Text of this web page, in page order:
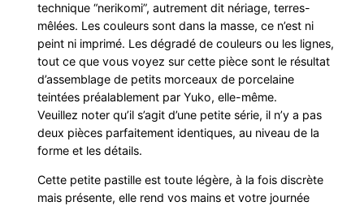
technique “nerikomi”, autrement dit nériage, terres-
mêlées. Les couleurs sont dans la masse, ce n’est ni
peint ni imprimé. Les dégradé de couleurs ou les lignes,
tout ce que vous voyez sur cette pièce sont le résultat
d’assemblage de petits morceaux de porcelaine
teintées préalablement par Yuko, elle-même.
Veuillez noter qu’il s’agit d’une petite série, il n’y a pas
deux pièces parfaitement identiques, au niveau de la
forme et les détails.
Cette petite pastille est toute légère, à la fois discrète
mais présente, elle rend vos mains et votre journée